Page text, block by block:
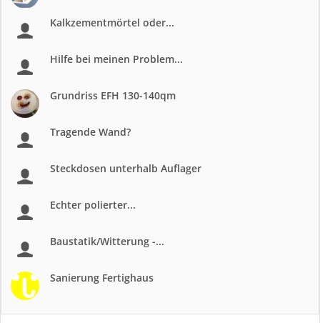
Kalkzementmörtel oder...
Hilfe bei meinen Problem...
Grundriss EFH 130-140qm
Tragende Wand?
Steckdosen unterhalb Auflager
Echter polierter...
Baustatik/Witterung -...
Sanierung Fertighaus